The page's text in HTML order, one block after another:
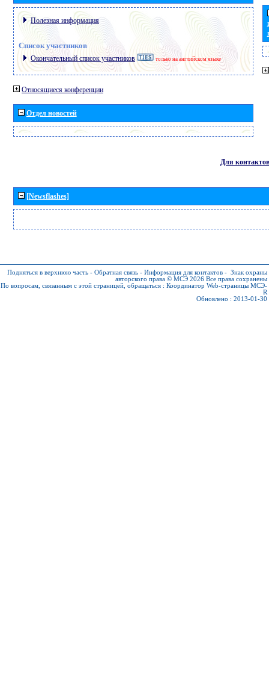
Полезная информация
Список участников
Окончательный список участников только на английском языке
Относящиеся конференции
Отдел новостей
Для контактов
[Newsflashes]
Подняться в верхнюю часть - Обратная связь - Информация для контактов - Знак охраны
авторского права © МСЭ 2026 Все права сохранены
По вопросам, связанным с этой страницей, обращаться : Координатор Web-страницы МСЭ-
R
Обновлено : 2013-01-30